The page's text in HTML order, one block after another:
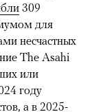
309
для
несчастных
The Asahi
или
году
а в 2025-